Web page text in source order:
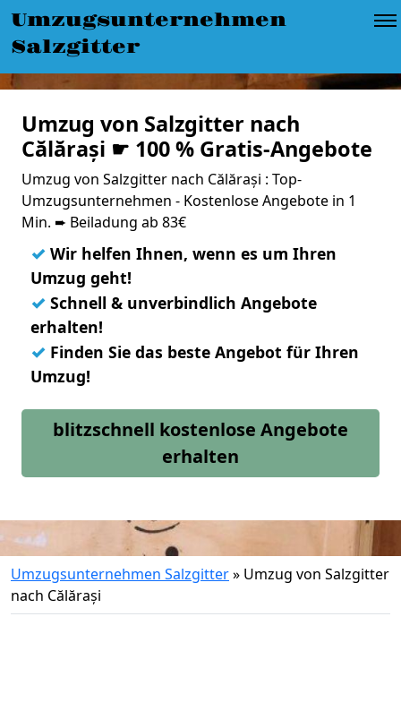
Umzugsunternehmen
Salzgitter
Umzug von Salzgitter nach
Călărași ☛ 100 % Gratis-Angebote
Umzug von Salzgitter nach Călărași : Top-
Umzugsunternehmen - Kostenlose Angebote in 1
Min. ➨ Beiladung ab 83€
✓ Wir helfen Ihnen, wenn es um Ihren
Umzug geht!
✓ Schnell & unverbindlich Angebote
erhalten!
✓ Finden Sie das beste Angebot für Ihren
Umzug!
blitzschnell kostenlose Angebote
erhalten
Umzugsunternehmen Salzgitter» Umzug von Salzgitter
nach Călărași